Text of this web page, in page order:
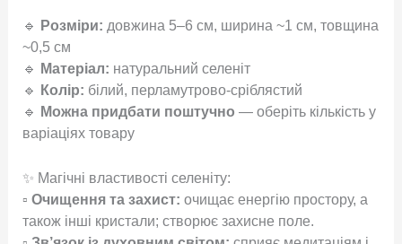
🔹 Розміри: довжина 5–6 см, ширина ~1 см, товщина
~0,5 см
🔹
Матеріал: натуральний селеніт
🔹
Колір: білий, перламутрово-сріблястий
🔹
Можна придбати поштучно — оберіть кількість у
варіаціях товару
✨ Магічні властивості селеніту:
▫ Очищення та захист: очищає енергію простору, а
також інші кристали; створює захисне поле.